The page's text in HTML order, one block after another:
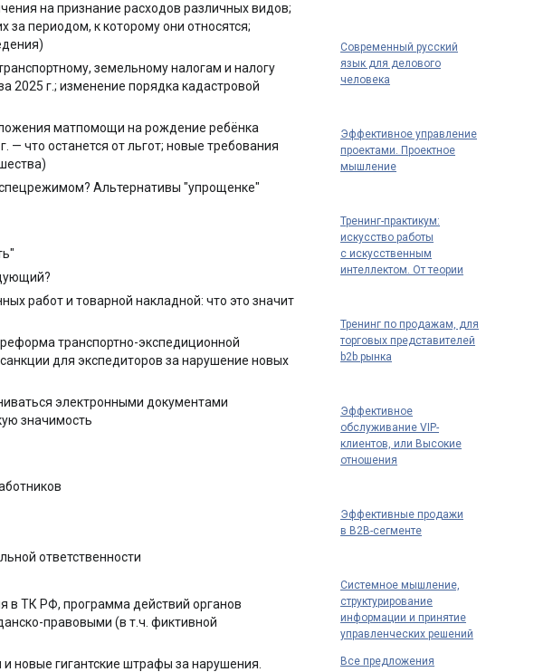
Современный русский
язык для делового
человека
Эффективное управление
проектами. Проектное
мышление
Тренинг-практикум:
искусство работы
с искусственным
интеллектом. От теории
повышения
эффективности
Тренинг по продажам, для
торговых представителей
b2b рынка
Эффективное
обслуживание VIP-
клиентов, или Высокие
отношения
Эффективные продажи
в B2B-сегменте
Системное мышление,
структурирование
информации и принятие
управленческих решений
Все предложения
на признание расходов различных видов;
периодом, к которому они относятся;
земельному налогам и налогу
2025 г.; изменение порядка кадастровой
матпомощи на рождение ребёнка
что останется от льгот; новые требования
Альтернативы "упрощенке"
работ и товарной накладной: что это значит
транспортно-экспедиционной
для экспедиторов за нарушение новых
электронными документами
значимость
ответственности
в ТК РФ, программа действий органов
правовыми (в т.ч. фиктивной
новые гигантские штрафы за нарушения.